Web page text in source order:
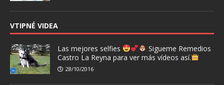
VTIPNÉ VIDEA
Las mejores selfies
Sigueme Remedios
Castro La Reyna para ver más vídeos así.
28/10/2016